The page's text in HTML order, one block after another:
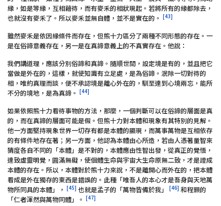
緣，如是等緣，互相藉待，而有麥禾的相狀現起。若將所有的緣都除去，
也就沒有麥禾了。所以麥禾並無自體，並不是實在的。 [43]
雖然麥禾是依因緣條件而存在，但熊十力區分了兩種不同形態的存在。一
是在俗諦意義存在，另一是在真諦意義上的不真實存在。他說：
我們講道理，應該分別俗諦和真諦。隨順世間，設定境是有的，並且把它
當做是外在的，這樣，就使知識有立足處，是為俗諦。泯除一切對待的
相，唯約真理而談，便不承認境是離心外在的，馴至達到心境兩忘，能所
不分的境地，是為真諦。 [44]
如果依照熊十力看待事物的方法，那麼，一個判斷可以在俗諦的層面是真
的，而在真諦的層面可能是假。但熊十力對本體和現象有其特別的見解。
他一方面堅持現象世界一切存有都是本體的顯現，而萬事萬物是互相依存
的有條件地存在著；另一方面，他認為本體由心所造，若由人憑著量智來
猜度各自不同的「本體」是不對的，本體應由性智出發，從真正的覺悟，
達致虛靈明覺，圓滿無礙，使個體生命與宇宙大生命原無二致，才是證成
本體的存在。所以，本體對於熊十力來說，不是離開心而外在的，把本體
看成是外在獨存的東西是錯誤的。此種「唯吾人的本心才是吾身與天地萬
物所同具的本體」， [45] 也就是孟子的「萬物皆備於我」 [46] 和程顥的
「仁者渾然與萬物同體」。 [47]